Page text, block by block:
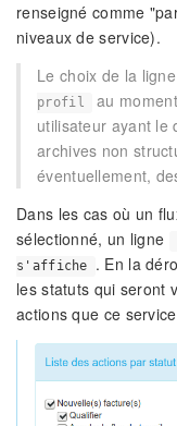
renseigné comme
niveaux de service).
Le choix de la ligne
profil
au
utilisateur ayant le
archives non
éventuellement,
Dans les cas où un
sélectionné, un ligne
s'affiche
. En la
les statuts qui seront
actions que ce